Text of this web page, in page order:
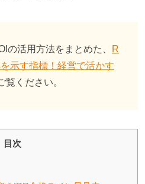
の活用方法をまとめた、
R
示す指標！経営で活かす
覧ください。
目次